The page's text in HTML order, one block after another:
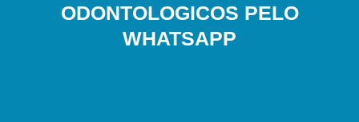
ODONTOLOGICOS PELO
WHATSAPP